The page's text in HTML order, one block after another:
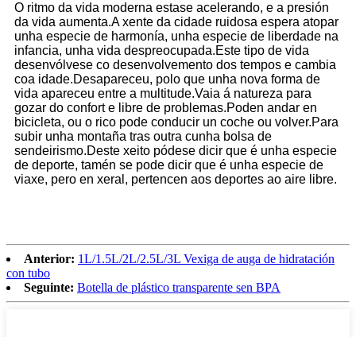
O ritmo da vida moderna estase acelerando, e a presión
da vida aumenta.A xente da cidade ruidosa espera atopar
unha especie de harmonía, unha especie de liberdade na
infancia, unha vida despreocupada.Este tipo de vida
desenvólvese co desenvolvemento dos tempos e cambia
coa idade.Desapareceu, polo que unha nova forma de
vida apareceu entre a multitude.Vaia á natureza para
gozar do confort e libre de problemas.Poden andar en
bicicleta, ou o rico pode conducir un coche ou volver.Para
subir unha montaña tras outra cunha bolsa de
sendeirismo.Deste xeito pódese dicir que é unha especie
de deporte, tamén se pode dicir que é unha especie de
viaxe, pero en xeral, pertencen aos deportes ao aire libre.
Anterior: 1L/1.5L/2L/2.5L/3L Vexiga de auga de hidratación
con tubo
Seguinte: Botella de plástico transparente sen BPA